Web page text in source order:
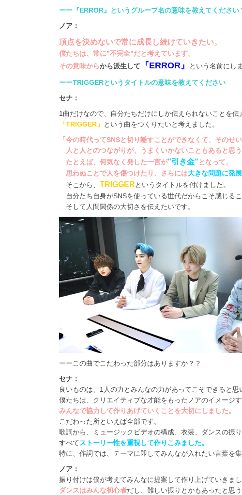
ーー『ERROR』というグループ名の意味を教えてください
ノア：
頂点を決めないで常に成長し続けていきたい。
僕たちは、常に”不完全”だと考えています。
その意味からから派生して 『ERROR』 という名前にし
ーーTRIGGERというタイトルの意味を教えてください
セナ：
1曲だけなので、自分たちだけにしか伝えられないことを伝
「TRIGGER」 という曲をつくりたいと考えました。
「今の時代ってSNSと切り離すことができなくて、そのせ
人と人とのつながりが、うまくいかないこともあると思う
たとえば、何気なく発した一言が”引き金”となって、
思わぬことで人を傷つけたり 、さらには大きな問題に発
そこから、 TRIGGERというタイトルを付けました。
自分たち自身がSNSを使っている世代だからこそ感じるこ
そして人間関係の大切さを伝えたいです。
ーーこの曲でこだわった部分はありますか？？
セナ：
良いものは、1人の力とみんなの力があってこそできると思
僕たちは、クリエイティブな才能をもったノアのイメージ
みんなで協力して作りあげていくことを大切にしました。
こだわった所といえば全部です。
歌詞から、ミュージックビデオの構成、衣装、ダンスの振り
すべて ストーリー性を重視して作りこみました。
特に、作詞では、テーマに即してみんなが入れたい言葉を
ノア：
振り付けは僕が考えてみんなに提案して作り上げていきまし
ダンスはみんな初心者だし、難しい振りとかもあったと思